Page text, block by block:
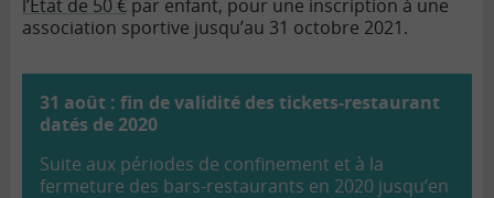
l’État de 50 € par enfant, pour une inscription à une
association sportive jusqu’au 31 octobre 2021.
31 août : fin de validité des tickets-restaurant
datés de 2020
Suite aux périodes de confinement et à la
fermeture des bars-restaurants en 2020 jusqu’en